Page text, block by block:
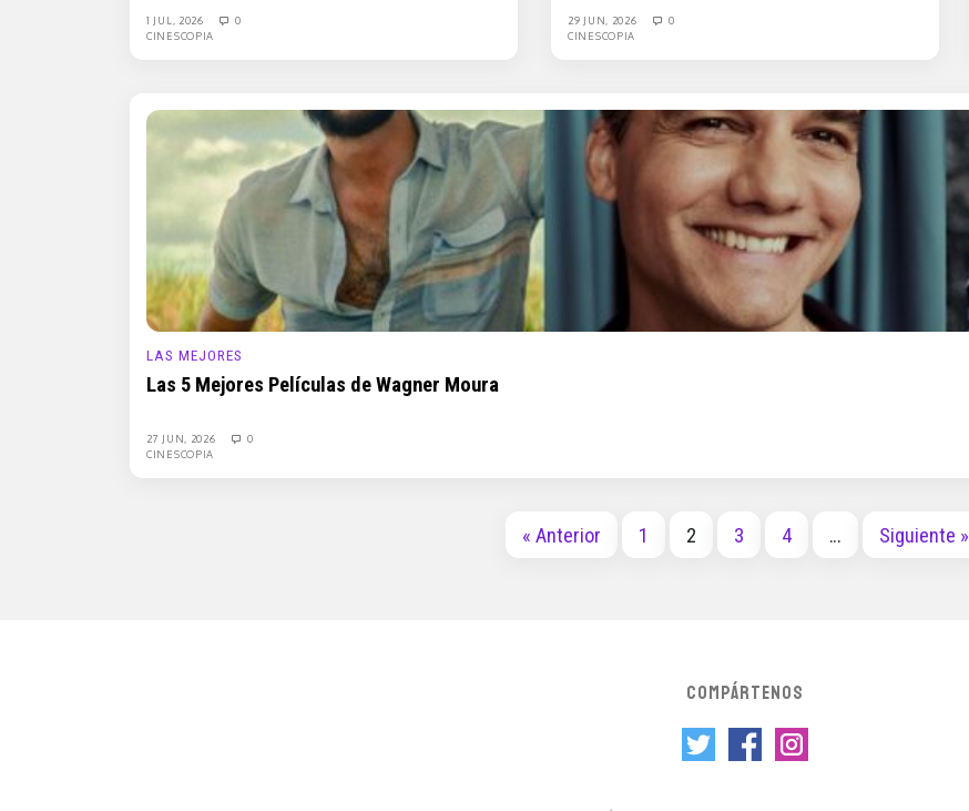
1 JUL, 2026
0
CINESCOPIA
29 JUN, 2026
0
CINESCOPIA
LAS MEJORES
Las 5 Mejores Películas de Wagner Moura
27 JUN, 2026
0
CINESCOPIA
« Anterior 1 2 3 4 … Siguiente »
COMPÁRTENOS